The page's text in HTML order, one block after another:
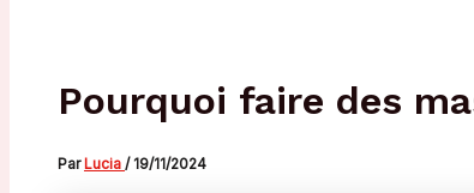
Pourquoi faire des
ParLucia /19/11/2024